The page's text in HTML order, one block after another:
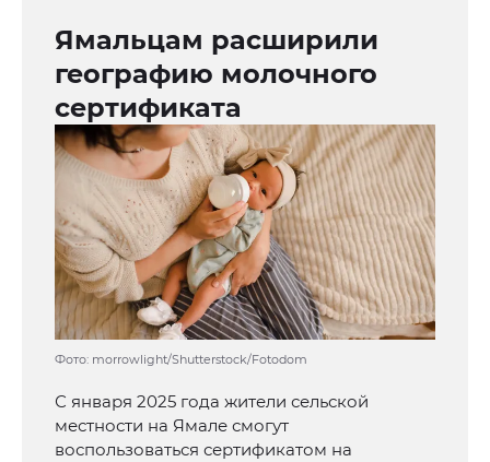
Ямальцам расширили
географию молочного
сертификата
Фото: morrowlight/Shutterstock/Fotodom
С января 2025 года жители сельской
местности на Ямале смогут
воспользоваться сертификатом на